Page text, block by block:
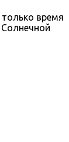
время